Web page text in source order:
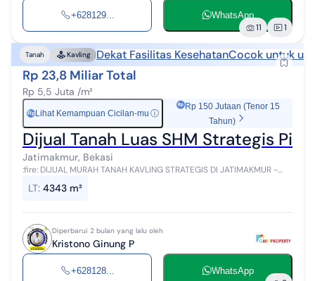
+628129... WhatsApp
11 1
Tanah Kavling Dekat Fasilitas KesehatanCocok untuk
Rp 23,8 Miliar Total
Rp 5,5 Juta /m²
Rp Lihat Kemampuan Cicilan-mu ⓘ
Rp 150 Jutaan (Tenor 15
Tahun)
Dijual Tanah Luas SHM Strategis
Jatimakmur, Bekasi
:fire: DIJUAL MURAH TANAH KAVLING STRATEGIS DI JATIMAKMUR -
developer! Tanah kavling lua...
LT: 4343 m²
Diperbarui 2 bulan yang lalu oleh
Kristono Ginung P
+628128... WhatsApp